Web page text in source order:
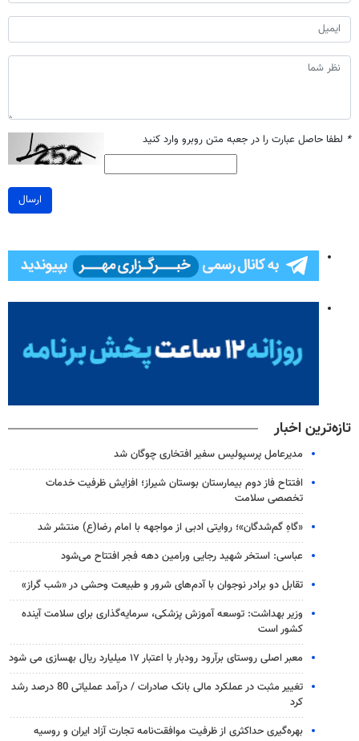
* لطفا حاصل عبارت را در جعبه متن روبرو وارد کنید
ارسال
تازه‌ترین اخبار
مدیرعامل پرسپولیس سفیر افتخاری چوگان شد
افتتاح فاز دوم بیمارستان بوستان شیراز؛ افزایش ظرفیت خدمات
تخصصی سلامت
«گاهِ گم‌شدگان»؛ روایتی ادبی از مواجهه با امام رضا(ع) منتشر شد
عباسی: استخر شهید رجایی ورامین دهه فجر افتتاح می‌شود
تقابل دو برادر نوجوان با آدم‌های شرور و طبیعت وحشی در «شب گراز»
وزیر بهداشت: توسعه آموزش پزشکی، سرمایه‌گذاری برای سلامت آینده
کشور است
معبر اصلی روستای برآرود رودبار با اعتبار ۱۷ میلیارد ریال بهسازی می شود
تغییر مثبت در عملکرد مالی بانک صادرات / درآمد عملیاتی 80 درصد رشد
کرد
بهره‌گیری حداکثری از ظرفیت موافقت‌نامه تجارت آزاد ایران و روسیه